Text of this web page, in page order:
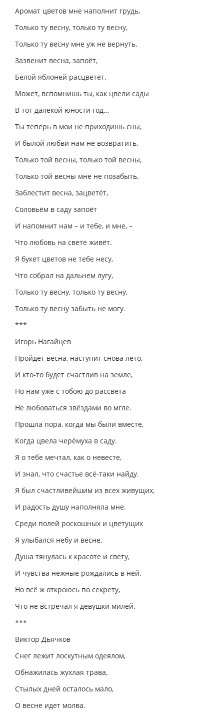
Аромат цветов мне наполнит грудь,
Только ту весну, только ту весну,
Только ту весну мне уж не вернуть.
Зазвенит весна, запоёт,
Белой яблоней расцветёт.
Может, вспомнишь ты, как цвели сады
В тот далёкой юности год…
Ты теперь в мои не приходишь сны,
И былой любви нам не возвратить,
Только той весны, только той весны,
Только той весны мне не позабыть.
Заблестит весна, зацветёт,
Соловьём в саду запоёт
И напомнит нам – и тебе, и мне, –
Что любовь на свете живёт.
Я букет цветов не тебе несу,
Что собрал на дальнем лугу,
Только ту весну, только ту весну,
Только ту весну забыть не могу.
***
Игорь Нагайцев
Пройдёт весна, наступит снова лето,
И кто-то будет счастлив на земле,
Но нам уже с тобою до рассвета
Не любоваться звёздами во мгле.
Прошла пора, когда мы были вместе,
Когда цвела черёмуха в саду.
Я о тебе мечтал, как о невесте,
И знал, что счастье всё-таки найду.
Я был счастливейшим из всех живущих,
И радость душу наполняла мне.
Среди полей роскошных и цветущих
Я улыбался небу и весне.
Душа тянулась к красоте и свету,
И чувства нежные рождались в ней.
Но всё ж откроюсь по секрету,
Что не встречал я девушки милей.
***
Виктор Дьячков
Снег лежит лоскутным одеялом,
Обнажилась жухлая трава,
Стылых дней осталось мало,
О весне идет молва.